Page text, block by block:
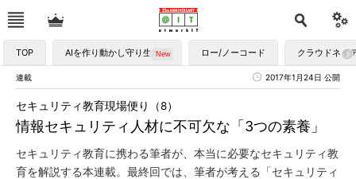
TOP AIを作り動かし守り生かす ロー/ノーコード クラウドネイ
連載 2017年1月24日 公開
情報セキュリティ人材に不可欠な「3つの素養」
セキュリティ教育現場便り（8）
セキュリティ教育に携わる筆者が、本当に必要なセキュリティ教
育を解説する本連載。最終回では、筆者が考える「セキュリティ